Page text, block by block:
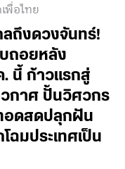
พื่อไทย
ลถึงดวงจันทร์!
ถอยหลัง
. นี้ ก้าวแรกสู่
กาศ ปั้นวิศวกร
อดสดปลุกฝัน
ฉมประเทศเป็น